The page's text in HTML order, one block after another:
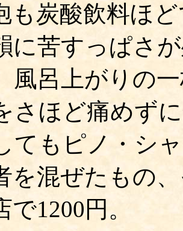
も炭酸飲料ほ
に苦すっぱさ
風呂上がりの
さほど痛めず
てもピノ・シ
を混ぜたもの
で1200円。